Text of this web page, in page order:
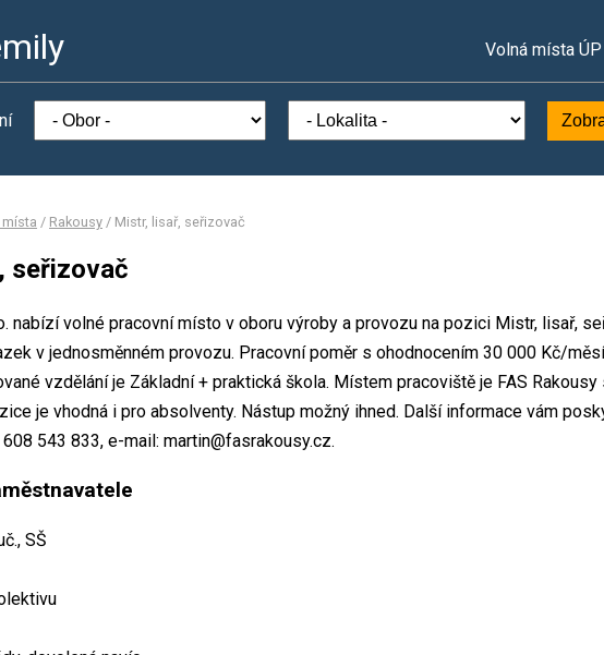
Volná místa ÚP
/ Rakousy / Mistr, lisař, seřizovač
seřizovač
nabízí volné pracovní místo v oboru výroby a provozu na pozici Mistr, lisař,
v jednosměnném provozu. Pracovní poměr s ohodnocením 30 000 Kč/
vzdělání je Základní + praktická škola. Místem pracoviště je FAS Rakousy
je vhodná i pro absolventy. Nástup možný ihned. Další informace vám
543 833, e-mail: martin@fasrakousy.cz.
SŠ